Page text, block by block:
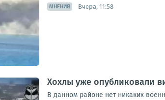
МНЕНИЯ Вчера, 11:58
Хохлы уже опубликовали
В данном районе нет никаких